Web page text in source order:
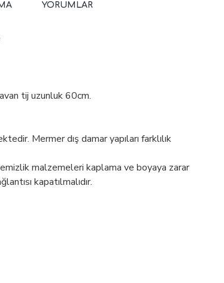
YORUMLAR
tij uzunluk 60cm.
Mermer dış damar yapıları farklılık
malzemeleri kaplama ve boyaya zarar
kapatılmalıdır.